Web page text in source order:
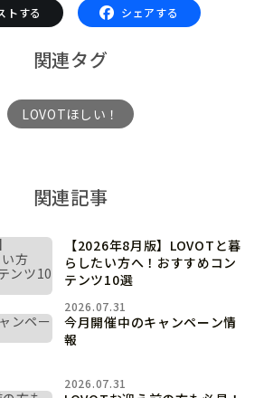
トする シェアする
関連タグ
LOVOTほしい！
関連記事
【2026年8月版】LOVOTと暮
らしたい方へ！おすすめコン
テンツ10選
2026.07.31
今月開催中のキャンペーン情
報
2026.07.31